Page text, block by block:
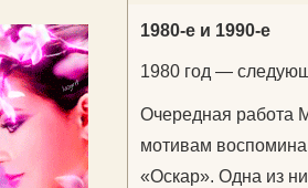
1980-е и 1990-е
1980 год —
Очередная работа
мотивам
«Оскар». Одна из